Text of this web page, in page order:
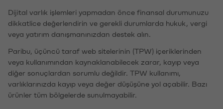
Dijital varlık işlemleri yapmadan önce finansal durumunuzu
dikkatlice değerlendirin ve gerekli durumlarda hukuk, vergi
veya yatırım danışmanınızdan destek alın.
Paribu, üçüncü taraf web sitelerinin (TPW) içeriklerinden
veya kullanımından kaynaklanabilecek zarar, kayıp veya
diğer sonuçlardan sorumlu değildir. TPW kullanımı,
varlıklarınızda kayıp veya değer düşüşüne yol açabilir. Bazı
ürünler tüm bölgelerde sunulmayabilir.